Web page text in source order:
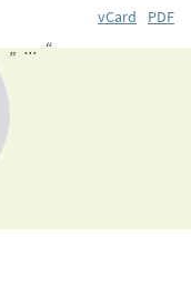
vCard
PDF
„ ... “